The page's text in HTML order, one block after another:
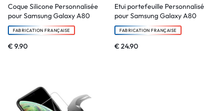
Coque Silicone Personnalisée
pour Samsung Galaxy A80
FABRICATION FRANÇAISE
€9.90
Etui portefeuille Personnalisé
pour Samsung Galaxy A80
FABRICATION FRANÇAISE
€24.90